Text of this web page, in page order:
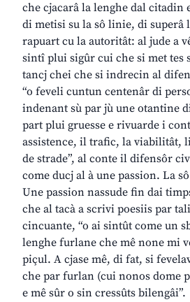
che cjacarâ la lenghe dal citadin
di metisi su la sô linie, di superâ
rapuart cu la autoritât: al jude a
sintî plui sigûr cui che si met tes
tancj chei che si indrecin al
“o feveli cuntun centenâr di
indenant sù par jù une otantine
part plui gruesse e rivuarde i
assistence, il trafic, la viabilitât,
de strade”, al conte il difensôr
come ducj al à une passion. La
Une passion nassude fin dai
che al tacà a scrivi poesiis par
cincuante, “o ai sintût come un
lenghe furlane che mê none mi
piçul. A cjase mê, di fat, si
che par furlan (cui nonos dome
e mê sûr o sin cressûts bilengâi”.